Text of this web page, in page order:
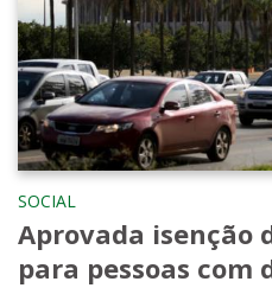
SOCIAL
Aprovada isenção
para pessoas com